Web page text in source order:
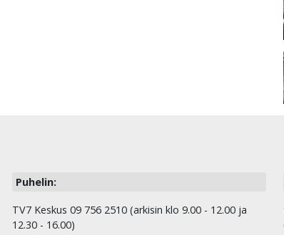
Puhelin:
TV7 Keskus 09 756 2510 (arkisin klo 9.00 - 12.00 ja
12.30 - 16.00)